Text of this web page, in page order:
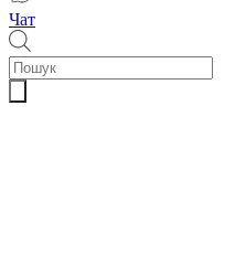
Чат
Пошук
товарів